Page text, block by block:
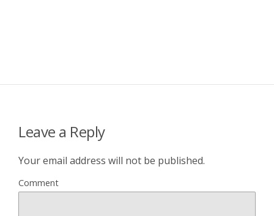
Leave a Reply
Your email address will not be published.
Comment